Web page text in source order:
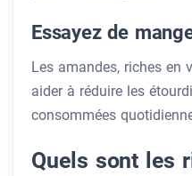
Essayez de
Les amandes, riches en
aider à réduire les
consommées
Quels sont les